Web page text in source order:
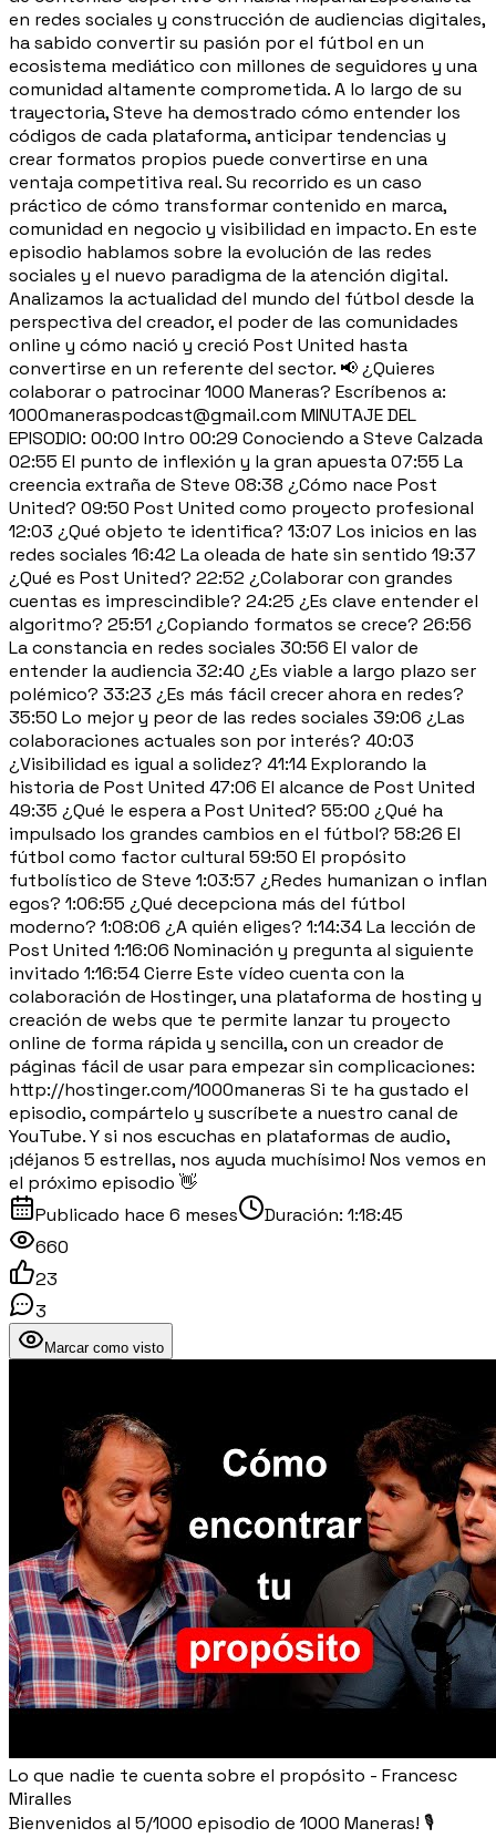
en redes sociales y construcción de audiencias digitales,
ha sabido convertir su pasión por el fútbol en un
ecosistema mediático con millones de seguidores y una
comunidad altamente comprometida. A lo largo de su
trayectoria, Steve ha demostrado cómo entender los
códigos de cada plataforma, anticipar tendencias y
crear formatos propios puede convertirse en una
ventaja competitiva real. Su recorrido es un caso
práctico de cómo transformar contenido en marca,
comunidad en negocio y visibilidad en impacto. En este
episodio hablamos sobre la evolución de las redes
sociales y el nuevo paradigma de la atención digital.
Analizamos la actualidad del mundo del fútbol desde la
perspectiva del creador, el poder de las comunidades
online y cómo nació y creció Post United hasta
convertirse en un referente del sector. 📢 ¿Quieres
colaborar o patrocinar 1000 Maneras? Escríbenos a:
1000maneraspodcast@gmail.com MINUTAJE DEL
EPISODIO: 00:00 Intro 00:29 Conociendo a Steve Calzada
02:55 El punto de inflexión y la gran apuesta 07:55 La
creencia extraña de Steve 08:38 ¿Cómo nace Post
United? 09:50 Post United como proyecto profesional
12:03 ¿Qué objeto te identifica? 13:07 Los inicios en las
redes sociales 16:42 La oleada de hate sin sentido 19:37
¿Qué es Post United? 22:52 ¿Colaborar con grandes
cuentas es imprescindible? 24:25 ¿Es clave entender el
algoritmo? 25:51 ¿Copiando formatos se crece? 26:56
La constancia en redes sociales 30:56 El valor de
entender la audiencia 32:40 ¿Es viable a largo plazo ser
polémico? 33:23 ¿Es más fácil crecer ahora en redes?
35:50 Lo mejor y peor de las redes sociales 39:06 ¿Las
colaboraciones actuales son por interés? 40:03
¿Visibilidad es igual a solidez? 41:14 Explorando la
historia de Post United 47:06 El alcance de Post United
49:35 ¿Qué le espera a Post United? 55:00 ¿Qué ha
impulsado los grandes cambios en el fútbol? 58:26 El
fútbol como factor cultural 59:50 El propósito
futbolístico de Steve 1:03:57 ¿Redes humanizan o inflan
egos? 1:06:55 ¿Qué decepciona más del fútbol
moderno? 1:08:06 ¿A quién eliges? 1:14:34 La lección de
Post United 1:16:06 Nominación y pregunta al siguiente
invitado 1:16:54 Cierre Este vídeo cuenta con la
colaboración de Hostinger, una plataforma de hosting y
creación de webs que te permite lanzar tu proyecto
online de forma rápida y sencilla, con un creador de
páginas fácil de usar para empezar sin complicaciones:
http://hostinger.com/1000maneras Si te ha gustado el
episodio, compártelo y suscríbete a nuestro canal de
YouTube. Y si nos escuchas en plataformas de audio,
¡déjanos 5 estrellas, nos ayuda muchísimo! Nos vemos en
el próximo episodio 👋
Publicado hace 6 meses Duración: 1:18:45
660
23
3
Marcar como visto
Lo que nadie te cuenta sobre el propósito - Francesc
Miralles
Bienvenidos al 5/1000 episodio de 1000 Maneras! 🎙️